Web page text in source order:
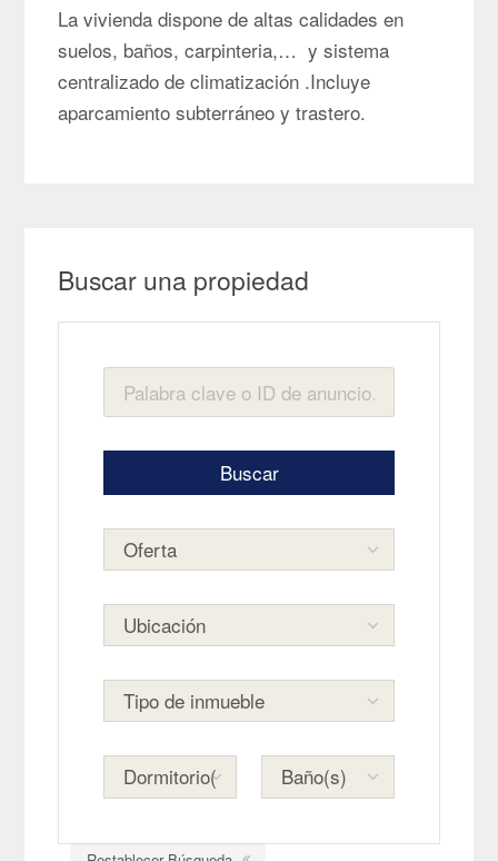
La vivienda dispone de altas calidades en
suelos, baños, carpinteria,… y sistema
centralizado de climatización .Incluye
aparcamiento subterráneo y trastero.
Buscar una propiedad